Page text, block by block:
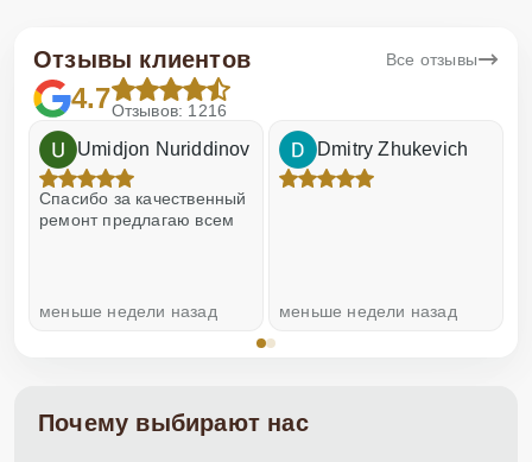
Отзывы клиентов Все отзывы
4.7Отзывов: 1216
Umidjon Nuriddinov
Спасибо за качественный
ремонт предлагаю всем
меньше недели назад
Dmitry Zhukevich
меньше недели назад
Почему выбирают нас